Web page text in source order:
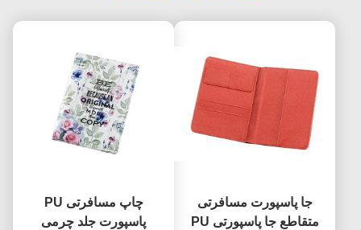
جا پاسپورت مسافرتی
متقاطع جا پاسپورتی PU
چاپ مسافرتی PU
پاسپورت جلد چرمی